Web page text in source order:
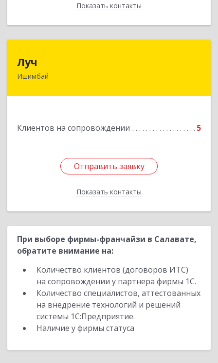
Показать контакты
Назад
Луч
Ишимбай
Клиентов на сопровождении 5
Отправить заявку
Показать контакты
453215, Башкортостан Респ, Ишимбайский р-н,
Отправить заявку
Назад
При выборе фирмы-франчайзи в Салавате,
обратите внимание на:
Количество клиентов (договоров ИТС)
на сопровождении у партнера фирмы 1С.
Количество специалистов, аттестованных
на внедрение технологий и решений
системы 1С:Предприятие.
Наличие у фирмы статуса